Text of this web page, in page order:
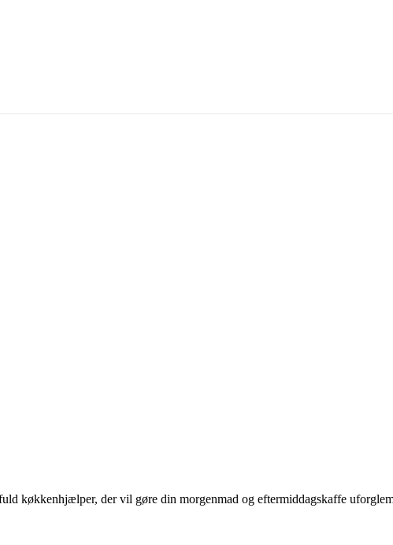
køkkenhjælper, der vil gøre din morgenmad og eftermiddagskaffe